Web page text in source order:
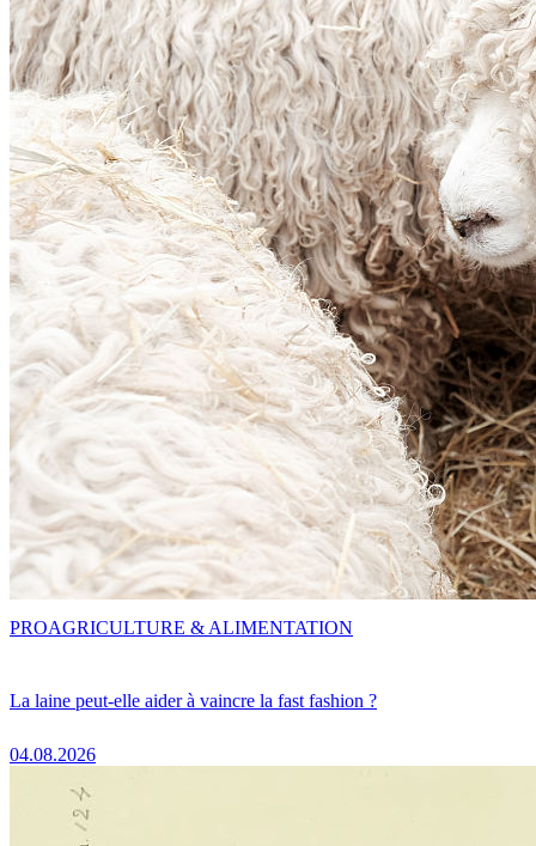
La laine peut-elle aider à vaincre la fast fashion ?
04.08.2026
PROAGRICULTURE & ALIMENTATION